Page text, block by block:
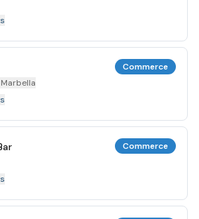
Commerce
Commerce